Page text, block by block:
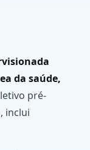
da saúde,
pré-
inclui